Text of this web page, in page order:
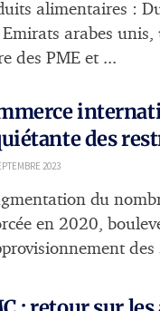
alimentaires :
arabes unis,
des PME et ...
des
2023
du
en 2020,